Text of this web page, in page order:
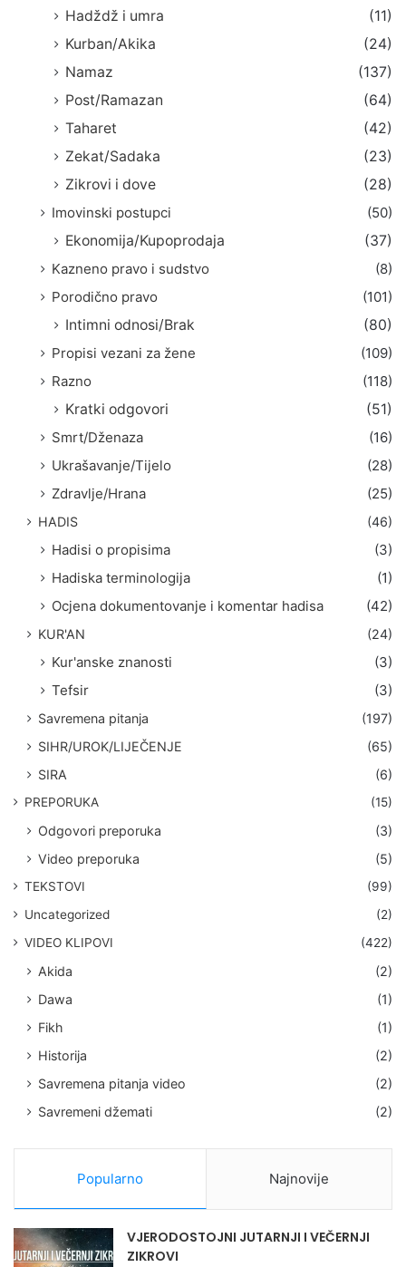
Hadždž i umra
(11)
Kurban/Akika
(24)
Namaz
(137)
Post/Ramazan
(64)
Taharet
(42)
Zekat/Sadaka
(23)
Zikrovi i dove
(28)
Imovinski postupci
(50)
Ekonomija/Kupoprodaja
(37)
Kazneno pravo i sudstvo
(8)
Porodično pravo
(101)
Intimni odnosi/Brak
(80)
Propisi vezani za žene
(109)
Razno
(118)
Kratki odgovori
(51)
Smrt/Dženaza
(16)
Ukrašavanje/Tijelo
(28)
Zdravlje/Hrana
(25)
HADIS (46)
Hadisi o propisima
(3)
Hadiska terminologija
(1)
Ocjena dokumentovanje i komentar hadisa
(42)
KUR'AN (24)
Kur'anske znanosti
(3)
Tefsir
(3)
Savremena pitanja
(197)
SIHR/UROK/LIJEČENJE
(65)
SIRA
(6)
PREPORUKA (15)
Odgovori preporuka
(3)
Video preporuka
(5)
TEKSTOVI
(99)
Uncategorized
(2)
VIDEO KLIPOVI
(422)
Akida
(2)
Dawa
(1)
Fikh
(1)
Historija
(2)
Savremena pitanja video
(2)
Savremeni džemati
(2)
Popularno Najnovije
VJERODOSTOJNI JUTARNJI I VEČERNJI
ZIKROVI